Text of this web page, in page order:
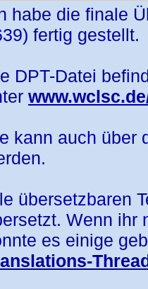
habe die finale
fertig gestellt.
DPT-Datei
kann auch über
übersetzbaren
Wenn ihr
es einige